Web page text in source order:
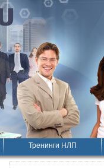
Тренинги НЛП